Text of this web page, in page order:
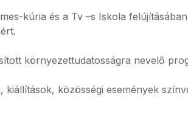
kúria és a Tv –s Iskola
környezettudatosságra nevelő
közösségi események